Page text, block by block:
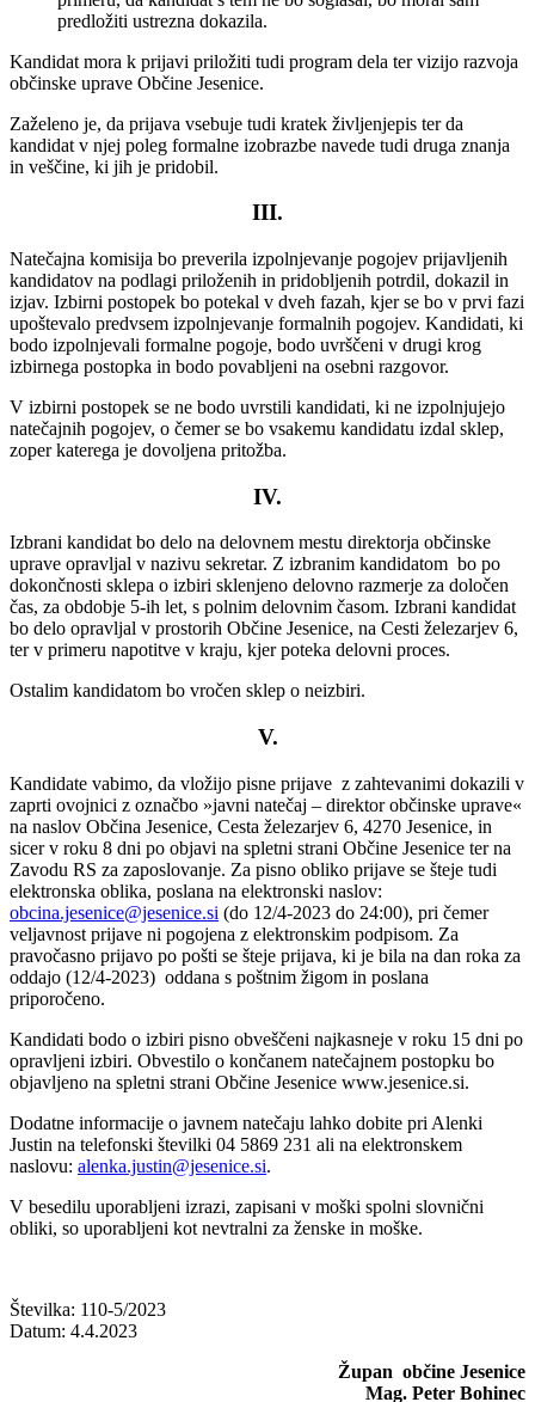
predložiti ustrezna dokazila.
Kandidat mora k prijavi priložiti tudi program dela ter vizijo razvoja
občinske uprave Občine Jesenice.
Zaželeno je, da prijava vsebuje tudi kratek življenjepis ter da
kandidat v njej poleg formalne izobrazbe navede tudi druga znanja
in veščine, ki jih je pridobil.
III.
Natečajna komisija bo preverila izpolnjevanje pogojev prijavljenih
kandidatov na podlagi priloženih in pridobljenih potrdil, dokazil in
izjav. Izbirni postopek bo potekal v dveh fazah, kjer se bo v prvi fazi
upoštevalo predvsem izpolnjevanje formalnih pogojev. Kandidati, ki
bodo izpolnjevali formalne pogoje, bodo uvrščeni v drugi krog
izbirnega postopka in bodo povabljeni na osebni razgovor.
V izbirni postopek se ne bodo uvrstili kandidati, ki ne izpolnjujejo
natečajnih pogojev, o čemer se bo vsakemu kandidatu izdal sklep,
zoper katerega je dovoljena pritožba.
IV.
Izbrani kandidat bo delo na delovnem mestu direktorja občinske
uprave opravljal v nazivu sekretar. Z izbranim kandidatom bo po
dokončnosti sklepa o izbiri sklenjeno delovno razmerje za določen
čas, za obdobje 5-ih let, s polnim delovnim časom. Izbrani kandidat
bo delo opravljal v prostorih Občine Jesenice, na Cesti železarjev 6,
ter v primeru napotitve v kraju, kjer poteka delovni proces.
Ostalim kandidatom bo vročen sklep o neizbiri.
V.
Kandidate vabimo, da vložijo pisne prijave z zahtevanimi dokazili v
zaprti ovojnici z označbo »javni natečaj – direktor občinske uprave«
na naslov Občina Jesenice, Cesta železarjev 6, 4270 Jesenice, in
sicer v roku 8 dni po objavi na spletni strani Občine Jesenice ter na
Zavodu RS za zaposlovanje. Za pisno obliko prijave se šteje tudi
elektronska oblika, poslana na elektronski naslov:
obcina.jesenice@jesenice.si (do 12/4-2023 do 24:00), pri čemer
veljavnost prijave ni pogojena z elektronskim podpisom. Za
pravočasno prijavo po pošti se šteje prijava, ki je bila na dan roka za
oddajo (12/4-2023) oddana s poštnim žigom in poslana
priporočeno.
Kandidati bodo o izbiri pisno obveščeni najkasneje v roku 15 dni po
opravljeni izbiri. Obvestilo o končanem natečajnem postopku bo
objavljeno na spletni strani Občine Jesenice www.jesenice.si.
Dodatne informacije o javnem natečaju lahko dobite pri Alenki
Justin na telefonski številki 04 5869 231 ali na elektronskem
naslovu: alenka.justin@jesenice.si.
V besedilu uporabljeni izrazi, zapisani v moški spolni slovnični
obliki, so uporabljeni kot nevtralni za ženske in moške.
Številka: 110-5/2023
Datum: 4.4.2023
Župan občine Jesenice
Mag. Peter Bohinec